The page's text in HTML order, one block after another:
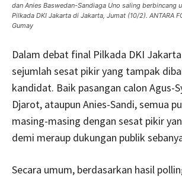
dan Anies Baswedan-Sandiaga Uno saling berbincang
Pilkada DKI Jakarta di Jakarta, Jumat (10/2). ANTARA
Gumay
Dalam debat final Pilkada DKI
sejumlah sesat pikir yang tampak
kandidat. Baik pasangan calon Agus-
Djarot, ataupun Anies-Sandi, semua
masing-masing dengan sesat pikir
demi meraup dukungan publik
Secara umum, berdasarkan hasil